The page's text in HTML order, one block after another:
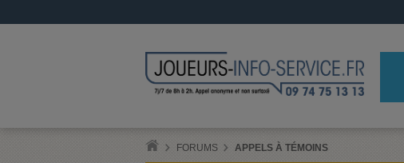
FORUMS APPELS À TÉMOINS